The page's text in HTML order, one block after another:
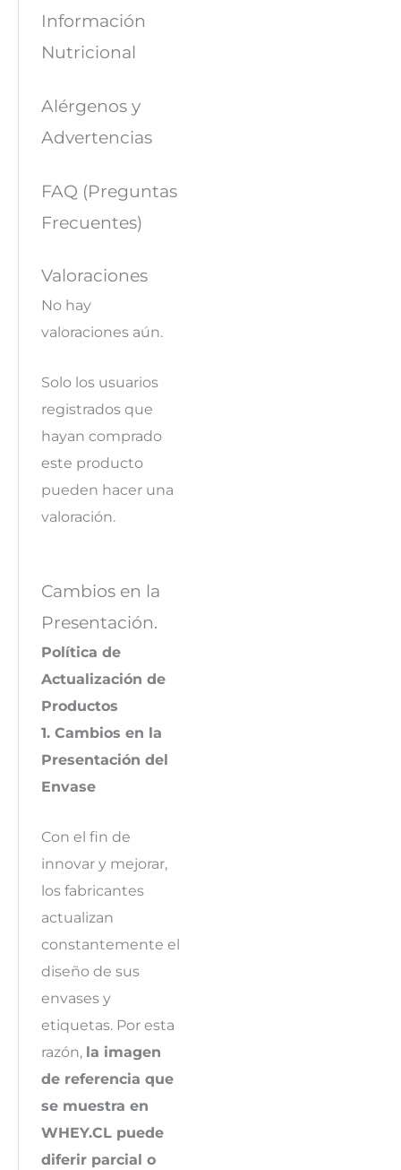
Información
Nutricional
Alérgenos y
Advertencias
FAQ (Preguntas
Frecuentes)
Valoraciones
No hay
valoraciones aún.
Solo los usuarios
registrados que
hayan comprado
este producto
pueden hacer una
valoración.
Cambios en la
Presentación.
Política de
Actualización de
Productos
1. Cambios en la
Presentación del
Envase
Con el fin de
innovar y mejorar,
los fabricantes
actualizan
constantemente el
diseño de sus
envases y
etiquetas. Por esta
razón, la imagen
de referencia que
se muestra en
WHEY.CL puede
diferir parcial o